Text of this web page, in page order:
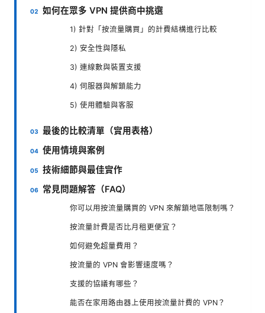
如何在眾多 VPN 提供商中挑選
1) 針對「按流量購買」的計費結構進行比較
2) 安全性與隱私
3) 連線數與裝置支援
4) 伺服器與解鎖能力
5) 使用體驗與客服
最後的比較清單（實用表格）
使用情境與案例
技術細節與最佳實作
常見問題解答（FAQ）
你可以用按流量購買的 VPN 來解鎖地區限制嗎？
按流量計費是否比月租更便宜？
如何避免超量費用？
按流量的 VPN 會影響速度嗎？
支援的協議有哪些？
能否在家用路由器上使用按流量計費的 VPN？